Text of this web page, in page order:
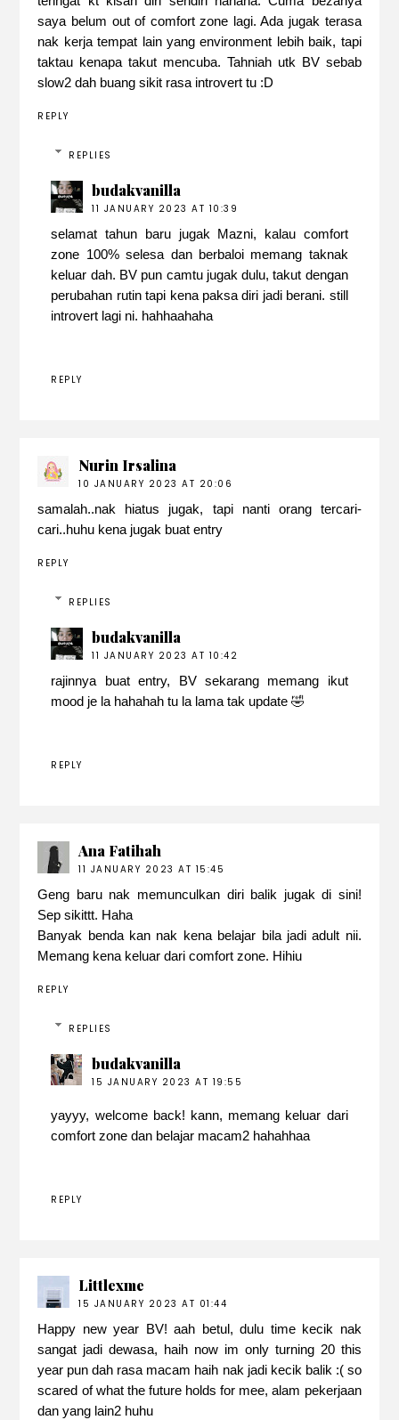
saya belum out of comfort zone lagi. Ada jugak terasa
nak kerja tempat lain yang environment lebih baik, tapi
taktau kenapa takut mencuba. Tahniah utk BV sebab
slow2 dah buang sikit rasa introvert tu :D
REPLY
REPLIES
budakvanilla
11 JANUARY 2023 AT 10:39
selamat tahun baru jugak Mazni, kalau comfort
zone 100% selesa dan berbaloi memang taknak
keluar dah. BV pun camtu jugak dulu, takut dengan
perubahan rutin tapi kena paksa diri jadi berani. still
introvert lagi ni. hahhaahaha
REPLY
Nurin Irsalina
10 JANUARY 2023 AT 20:06
samalah..nak hiatus jugak, tapi nanti orang tercari-
cari..huhu kena jugak buat entry
REPLY
REPLIES
budakvanilla
11 JANUARY 2023 AT 10:42
rajinnya buat entry, BV sekarang memang ikut
mood je la hahahah tu la lama tak update 🤣
REPLY
Ana Fatihah
11 JANUARY 2023 AT 15:45
Geng baru nak memunculkan diri balik jugak di sini!
Sep sikittt. Haha
Banyak benda kan nak kena belajar bila jadi adult nii.
Memang kena keluar dari comfort zone. Hihiu
REPLY
REPLIES
budakvanilla
15 JANUARY 2023 AT 19:55
yayyy, welcome back! kann, memang keluar dari
comfort zone dan belajar macam2 hahahhaa
REPLY
Littlexme
15 JANUARY 2023 AT 01:44
Happy new year BV! aah betul, dulu time kecik nak
sangat jadi dewasa, haih now im only turning 20 this
year pun dah rasa macam haih nak jadi kecik balik :( so
scared of what the future holds for mee, alam pekerjaan
dan yang lain2 huhu